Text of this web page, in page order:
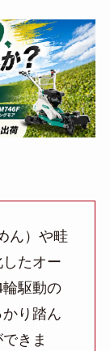
ん）や畦
したオー
駆動の
り踏ん
きま